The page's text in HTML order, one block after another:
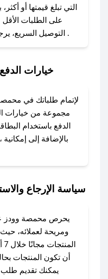
لا تقلق! يمكنك
الرسائل الخاصة
وسنقوم بحل
مراسلتنا مباشرة
للحصول على
التي تبلغ قيمتها أو
على الطلبات
التوصيل السريع، يرجى تقديم طلبك قبل الساعة .
خيارات
لإتمام طلباتك في
مجموعة من خيارات
الدفع باستخدام
سياسة الإرجاع
يحرص محمصة وودز
ومريحة لعملائه،
أن تكون المنتجات
يمكنك تقديم طلب